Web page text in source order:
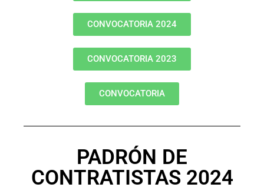
CONVOCATORIA 2024
CONVOCATORIA 2023
CONVOCATORIA
PADRÓN DE
CONTRATISTAS 2024